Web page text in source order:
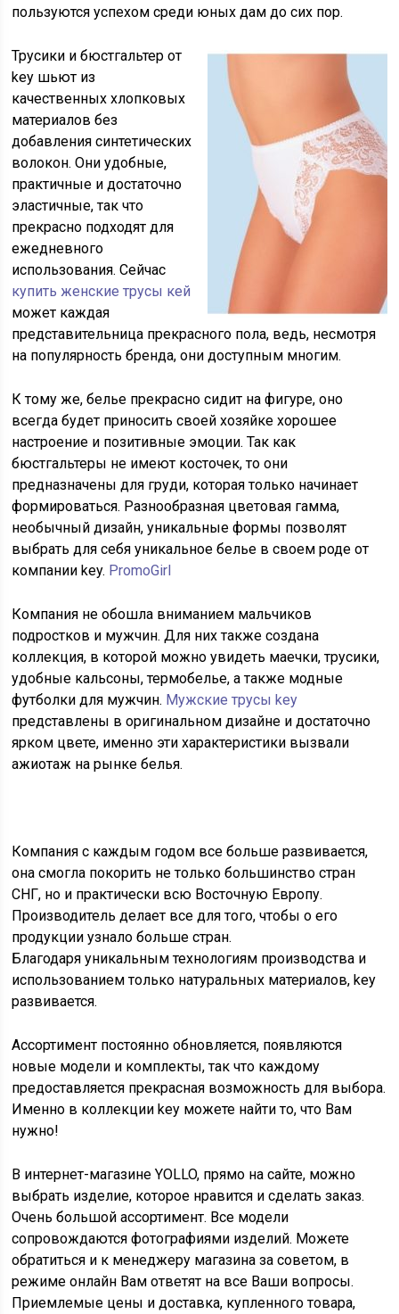
пользуются успехом среди юных дам до сих пор.
Трусики и бюстгальтер от
key шьют из
качественных хлопковых
материалов без
добавления синтетических
волокон. Они удобные,
практичные и достаточно
эластичные, так что
прекрасно подходят для
ежедневного
использования. Сейчас
купить женские трусы кей
может каждая
представительница прекрасного пола, ведь, несмотря
на популярность бренда, они доступным многим.
К тому же, белье прекрасно сидит на фигуре, оно
всегда будет приносить своей хозяйке хорошее
настроение и позитивные эмоции. Так как
бюстгальтеры не имеют косточек, то они
предназначены для груди, которая только начинает
формироваться. Разнообразная цветовая гамма,
необычный дизайн, уникальные формы позволят
выбрать для себя уникальное белье в своем роде от
компании key. PromoGirl
Компания не обошла вниманием мальчиков
подростков и мужчин. Для них также создана
коллекция, в которой можно увидеть маечки, трусики,
удобные кальсоны, термобелье, а также модные
футболки для мужчин. Мужские трусы key
представлены в оригинальном дизайне и достаточно
ярком цвете, именно эти характеристики вызвали
ажиотаж на рынке белья.
Компания с каждым годом все больше развивается,
она смогла покорить не только большинство стран
СНГ, но и практически всю Восточную Европу.
Производитель делает все для того, чтобы о его
продукции узнало больше стран.
Благодаря уникальным технологиям производства и
использованием только натуральных материалов, key
развивается.
Ассортимент постоянно обновляется, появляются
новые модели и комплекты, так что каждому
предоставляется прекрасная возможность для выбора.
Именно в коллекции key можете найти то, что Вам
нужно!
В интернет-магазине YOLLO, прямо на сайте, можно
выбрать изделие, которое нравится и сделать заказ.
Очень большой ассортимент. Все модели
сопровождаются фотографиями изделий. Можете
обратиться и к менеджеру магазина за советом, в
режиме онлайн Вам ответят на все Ваши вопросы.
Приемлемые цены и доставка, купленного товара,